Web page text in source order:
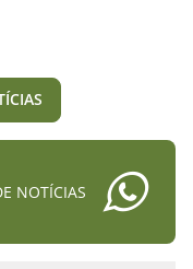
NOTÍCIAS